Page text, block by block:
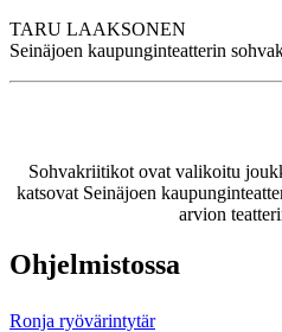
TARU LAAKSONEN
Seinäjoen kaupunginteatterin
Sohvakriitikot ovat valikoitu
katsovat Seinäjoen
arvion
Ohjelmistossa
Ronja ryövärintytär